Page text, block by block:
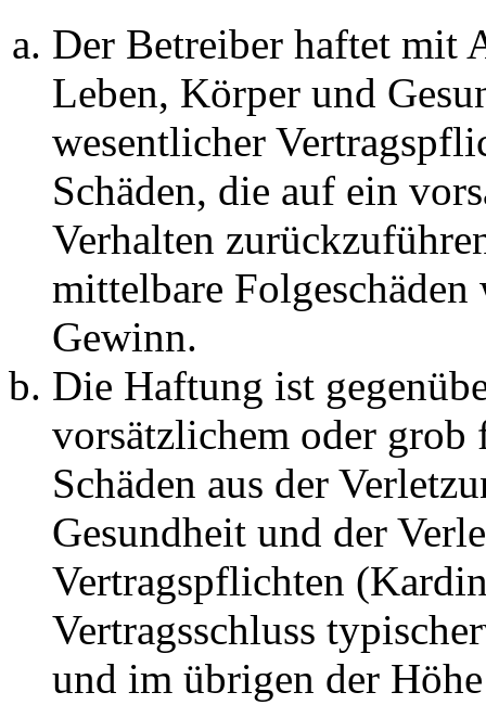
Der Betreiber haftet mit
Leben, Körper und
wesentlicher
Schäden, die auf ein
Verhalten
mittelbare Folgeschäden
Gewinn.
Die Haftung ist
vorsätzlichem oder grob
Schäden aus der
Gesundheit und der
Vertragspflichten
Vertragsschluss
und im übrigen der